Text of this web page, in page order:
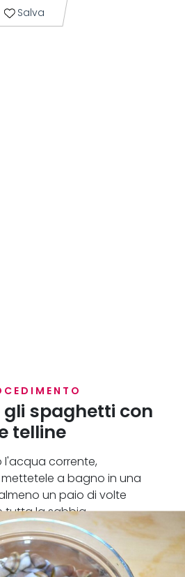
Salva
gli spaghetti con
telline
l'acqua corrente,
a bagno in una
un paio di volte
tutta la sabbia.